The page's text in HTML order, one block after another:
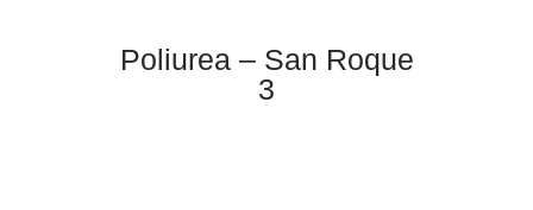
Poliurea – San Roque
3